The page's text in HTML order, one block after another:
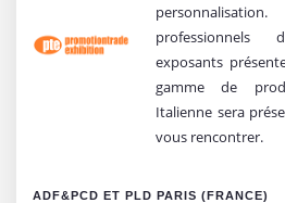
professionnels
exposants
gamme de
Italienne sera
vous rencontrer.
ADF&PCD ET PLD PARIS (FRANCE)